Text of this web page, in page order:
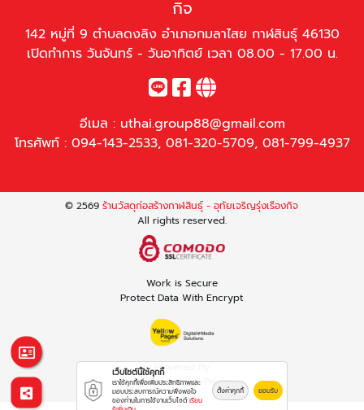
กิจ
142 หมู่ที่ 9 ตำบลดงลิง อำเภอกมลาไสย กาฬสินธุ์ 46130
เปิดทำการ วันจันทร์ - วันอาทิตย์ เวลา 08.00 - 17.00 น.
อีเมล : uthai.group88@gmail.com
โทรศัพท์ : 094-143-2533, 081-320-5709, 081-799-4937
© 2569ร้านวัสดุก่อสร้างกาฬสินธุ์ - อุทัยเจริญรุ่งเรืองกิจ
All rights reserved.
Work is Secure
Protect Data With Encrypt
Powered By
Thailand YellowPages
เว็บไซต์นี้ใช้คุกกี้
เราใช้คุกกี้เพื่อเพิ่มประสิทธิภาพและ
มอบประสบการณ์ความพึงพอใจ
ของท่านในการใช้งานเว็บไซต์ เรียน
ตั้งค่าคุกกี้ ยอมรับ